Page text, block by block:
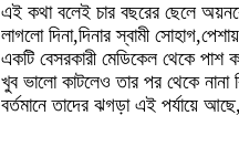
এই কথা বলেই চার বছরের ছেলে
লাগলো দিনা,দিনার স্বামী
একটি বেসরকারী মেডিকেল থেকে পাশ
খুব ভালো কাটলেও তার পর থেকে
বর্তমানে তাদের ঝগড়া এই পর্যায়ে আছে,